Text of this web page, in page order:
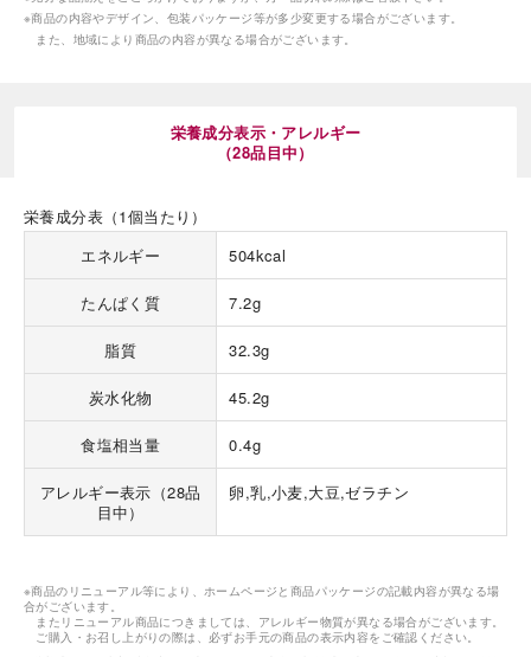
※商品の内容やデザイン、包装パッケージ等が多少変更する場合がございます。
また、地域により商品の内容が異なる場合がございます。
栄養成分表示・アレルギー
（28品目中）
栄養成分表（1個当たり）
エネルギー
504kcal
たんぱく質 7.2g
脂質 32.3g
炭水化物 45.2g
食塩相当量 0.4g
アレルギー表示（28品
目中）
卵,乳,小麦,大豆,ゼラチン
※商品のリニューアル等により、ホームページと商品パッケージの記載内容が異なる場
合がございます。
またリニューアル商品につきましては、アレルギー物質が異なる場合がございます。
ご購入・お召し上がりの際は、必ずお手元の商品の表示内容をご確認ください。
やつ時」という意味を込
。雄大な八ヶ岳山麓の自